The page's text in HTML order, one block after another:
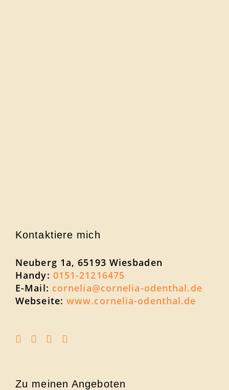
Kontaktiere mich
Neuberg 1a, 65193 Wiesbaden
Handy: 0151-21216475
E-Mail: cornelia@cornelia-odenthal.de
Webseite: www.cornelia-odenthal.de
Zu meinen Angeboten